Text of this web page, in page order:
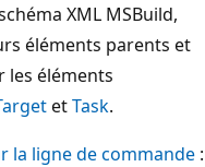
XML MSBuild,
éléments parents et
les éléments
etTask.
la ligne de commande :